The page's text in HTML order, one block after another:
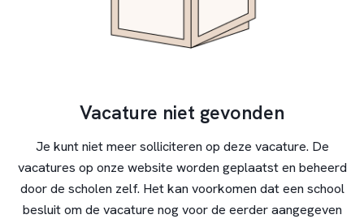
Vacature niet gevonden
Je kunt niet meer solliciteren op deze vacature. De
vacatures op onze website worden geplaatst en beheerd
door de scholen zelf. Het kan voorkomen dat een school
besluit om de vacature nog voor de eerder aangegeven